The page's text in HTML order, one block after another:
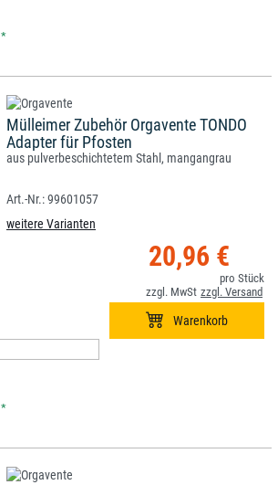
*
Mülleimer Zubehör Orgavente TONDO
Adapter für Pfosten
aus pulverbeschichtetem Stahl, mangangrau
99601057
weitere Varianten
20,96 €
*